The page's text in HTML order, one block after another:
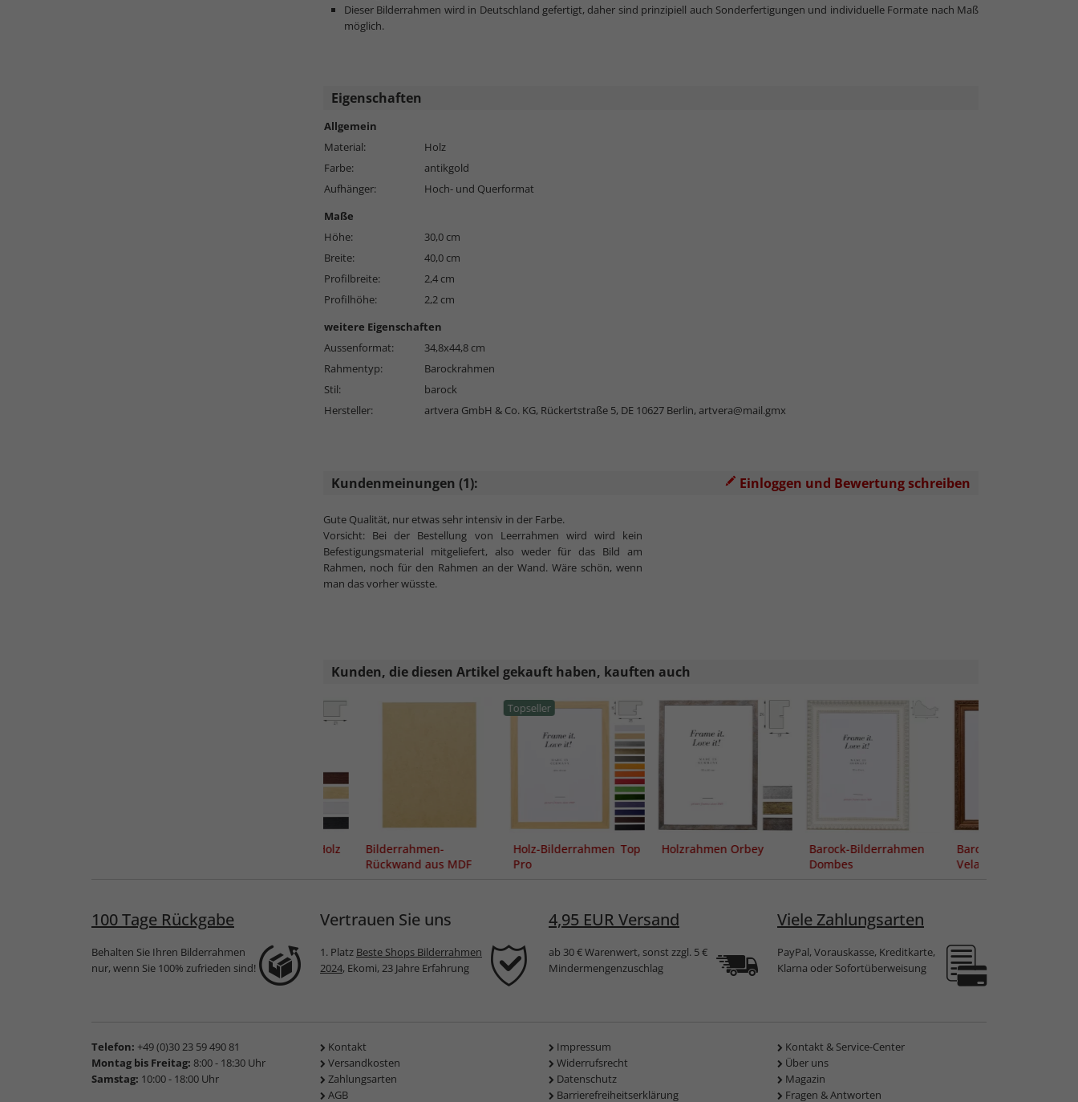
Dieser Bilderrahmen wird in Deutschland gefertigt, daher sind prinzipiell auch Sonderfertigungen und individuelle Formate nach Maß
möglich.
Eigenschaften
Allgemein
Material:
Holz
Farbe:
antikgold
Aufhänger:
Hoch- und Querformat
Maße
Höhe:
30,0 cm
Breite:
40,0 cm
Profilbreite:
2,4 cm
Profilhöhe:
2,2 cm
weitere Eigenschaften
Aussenformat:
34,8x44,8 cm
Rahmentyp:
Barockrahmen
Stil:
barock
Hersteller:
artvera GmbH & Co. KG, Rückertstraße 5, DE 10627 Berlin,artvera@mail.gmx
Kundenmeinungen (1): Einloggen und Bewertung schreiben
Gute Qualität, nur etwas sehr intensiv in der Farbe.
Vorsicht: Bei der Bestellung von Leerrahmen wird wird kein
Befestigungsmaterial mitgeliefert, also weder für das Bild am
Rahmen, noch für den Rahmen an der Wand. Wäre schön, wenn
man das vorher wüsste.
Kunden, die diesen Artikel gekauft haben, kauften auch
Spar-Rahmen aus Holz
Bilderrahmen-
Rückwand aus MDF
Topseller
Holz-Bilderrahmen Top
Pro
Holzrahmen Orbey
Barock-Bilderrahmen
Dombes
Barock-Bilderrahmen
Velay
100 Tage Rückgabe
Behalten Sie Ihren Bilderrahmen
nur, wenn Sie 100% zufrieden sind!
Vertrauen Sie uns
1. Platz Beste Shops Bilderrahmen
2024, Ekomi, 23 Jahre Erfahrung
4,95 EUR Versand
ab 30 € Warenwert, sonst zzgl. 5 €
Mindermengenzuschlag
Viele Zahlungsarten
PayPal, Vorauskasse, Kreditkarte,
Klarna oder Sofortüberweisung
Telefon: +49 (0)30 23 59 490 81
Montag bis Freitag: 8:00 - 18:30 Uhr
Samstag: 10:00 - 18:00 Uhr
Kontakt
Versandkosten
Zahlungsarten
AGB
Impressum
Widerrufsrecht
Datenschutz
Barrierefreiheitserklärung
Kontakt & Service-Center
Über uns
Magazin
Fragen & Antworten